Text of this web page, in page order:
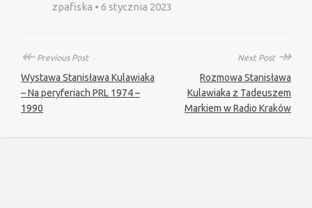
zpafiska • 6 stycznia 2023
↞Previous Post
Wystawa Stanisława Kulawiaka
– Na peryferiach PRL 1974 –
1990
Next Post ↠
Rozmowa Stanisława
Kulawiaka z Tadeuszem
Markiem w Radio Kraków